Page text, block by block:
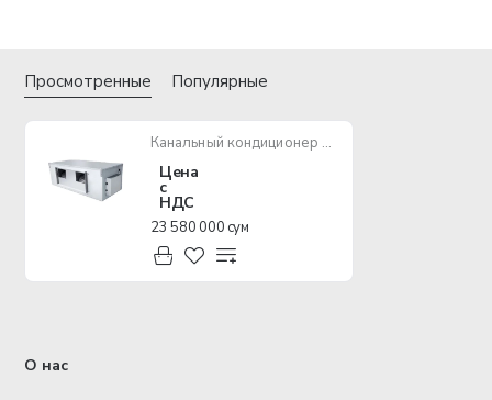
Просмотренные Популярные
Канальный кондиционер Chigo CTH-60HR1-C/COU-60HSR1-C
Цена
с
НДС
23 580 000 сум
О нас